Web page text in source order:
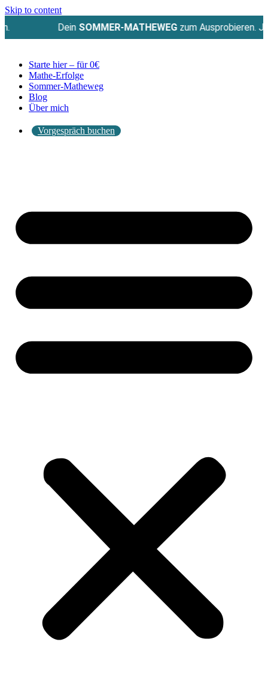
Skip to content
SOMMER-MATHEWEGzum Ausprobieren. Jetzt
Starte hier – für 0€
Mathe-Erfolge
Sommer-Matheweg
Blog
Über mich
Vorgespräch buchen